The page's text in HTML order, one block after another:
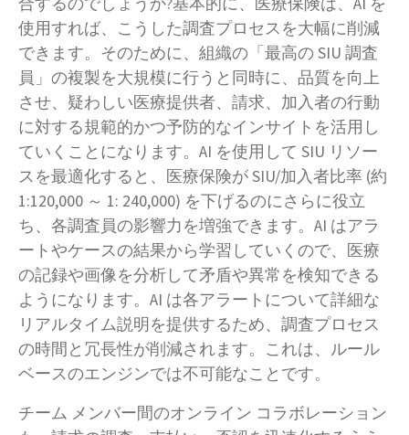
使用すれば、こうした調査プロセスを大幅に削減
できます。そのために、組織の「最高の SIU 調査
員」の複製を大規模に行うと同時に、品質を向上
させ、疑わしい医療提供者、請求、加入者の行動
に対する規範的かつ予防的なインサイトを活用し
ていくことになります。AI を使用して SIU リソー
スを最適化すると、医療保険が SIU/加入者比率 (約
1:120,000 ～ 1: 240,000) を下げるのにさらに役立
ち、各調査員の影響力を増強できます。AI はアラ
ートやケースの結果から学習していくので、医療
の記録や画像を分析して矛盾や異常を検知できる
ようになります。AI は各アラートについて詳細な
リアルタイム説明を提供するため、調査プロセス
の時間と冗長性が削減されます。これは、ルール
ベースのエンジンでは不可能なことです。
チーム メンバー間のオンライン コラボレーション